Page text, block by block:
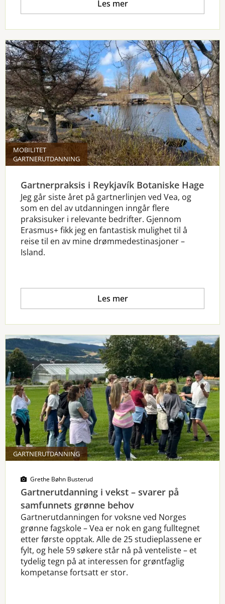
Les mer
MOBILITET
GARTNERUTDANNING
Gartnerpraksis i Reykjavík Botaniske Hage
Jeg går siste året på gartnerlinjen ved Vea, og
som en del av utdanningen inngår flere
praksisuker i relevante bedrifter. Gjennom
Erasmus+ fikk jeg en fantastisk mulighet til å
reise til en av mine drømmedestinasjoner –
Island.
Les mer
GARTNERUTDANNING
Grethe Bøhn Busterud
Gartnerutdanning i vekst – svarer på
samfunnets grønne behov
Gartnerutdanningen for voksne ved Norges
grønne fagskole – Vea er nok en gang fulltegnet
etter første opptak. Alle de 25 studieplassene er
fylt, og hele 59 søkere står nå på venteliste – et
tydelig tegn på at interessen for grøntfaglig
kompetanse fortsatt er stor.